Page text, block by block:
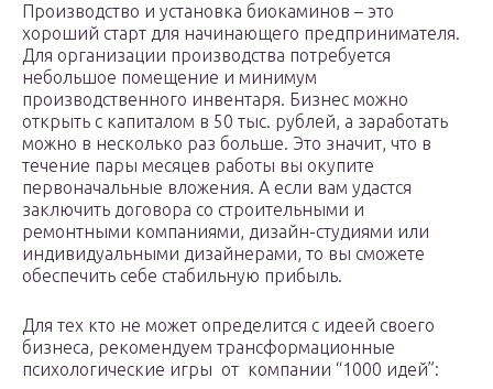
Производство и установка биокаминов – это
хороший старт для начинающего предпринимателя.
Для организации производства потребуется
небольшое помещение и минимум
производственного инвентаря. Бизнес можно
открыть с капиталом в 50 тыс. рублей, а заработать
можно в несколько раз больше. Это значит, что в
течение пары месяцев работы вы окупите
первоначальные вложения. А если вам удастся
заключить договора со строительными и
ремонтными компаниями, дизайн-студиями или
индивидуальными дизайнерами, то вы сможете
обеспечить себе стабильную прибыль.
Для тех кто не может определится с идеей своего
бизнеса, рекомендуем трансформационные
психологические игры от компании “1000 идей”: